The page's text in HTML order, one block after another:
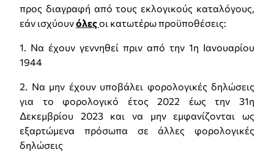
προς διαγραφή από τους εκλογικούς καταλόγους,
εάν ισχύουνόλεςοι κατωτέρω προϋποθέσεις:
1. Να έχουν γεννηθεί πριν από την 1η Ιανουαρίου
1944
2. Να μην έχουν υποβάλει φορολογικές δηλώσεις
για το φορολογικό έτος 2022 έως την 31η
Δεκεμβρίου 2023 και να μην εμφανίζονται ως
εξαρτώμενα πρόσωπα σε άλλες φορολογικές
δηλώσεις